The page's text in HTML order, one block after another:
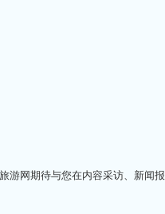
游网期待与您在内容采访、新闻